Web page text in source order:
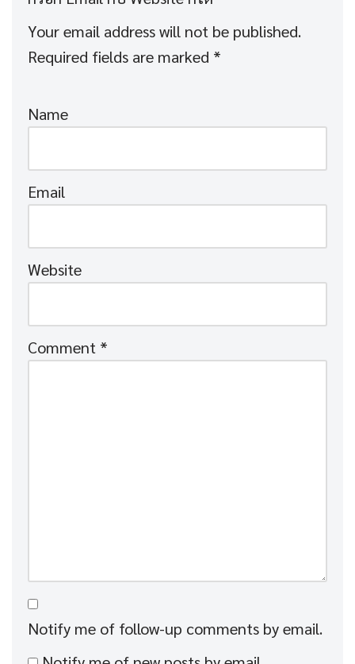
Your email address will not be published.
Required fields are marked *
Name
Email
Website
Comment *
Notify me of follow-up comments by email.